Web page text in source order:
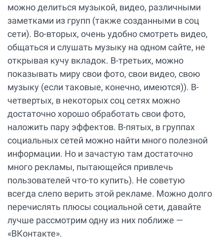
можно делиться музыкой, видео, различными
заметками из групп (также созданными в соц
сети). Во-вторых, очень удобно смотреть видео,
общаться и слушать музыку на одном сайте, не
открывая кучу вкладок. В-третьих, можно
показывать миру свои фото, свои видео, свою
музыку (если таковые, конечно, имеются)). В-
четвертых, в некоторых соц сетях можно
достаточно хорошо обработать свои фото,
наложить пару эффектов. В-пятых, в группах
социальных сетей можно найти много полезной
информации. Но и зачастую там достаточно
много рекламы, пытающейся привлечь
пользователей что-то купить). Не советую
всегда слепо верить этой рекламе. Можно долго
перечислять плюсы социальной сети, давайте
лучше рассмотрим одну из них поближе —
«ВКонтакте».